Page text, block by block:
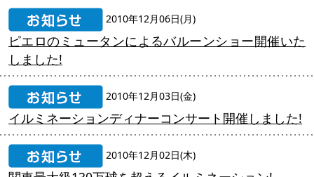
2010年12月06日(月)
ピエロのミュータンによるバルーンショー開催いた
しました!
2010年12月03日(金)
イルミネーションディナーコンサート開催しました!
2010年12月02日(木)